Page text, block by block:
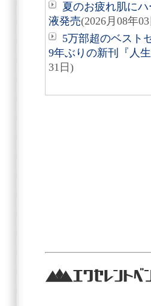
夏のお疲れ肌に
液発売(2026月08年
5万部超のベスト
9年ぶりの新刊『人
31日)